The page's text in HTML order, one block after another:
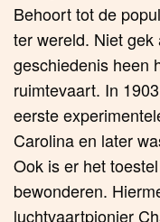
Behoort tot de
ter wereld. Niet
geschiedenis heen
ruimtevaart. In
eerste
Carolina en later
Ook is er het
bewonderen.
luchtvaartpionier